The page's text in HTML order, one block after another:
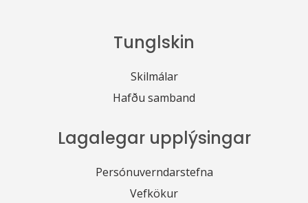
Tunglskin
Skilmálar
Hafðu samband
Lagalegar upplýsingar
Persónuverndarstefna
Vefkökur